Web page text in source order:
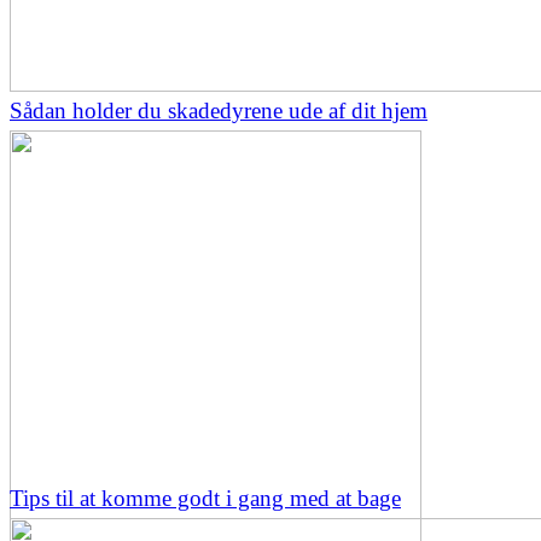
Sådan holder du skadedyrene ude af dit hjem
Tips til at komme godt i gang med at bage